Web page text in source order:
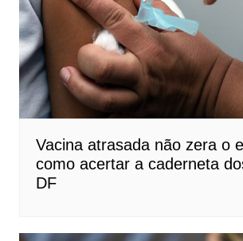
Vacina atrasada não zera o
como acertar a caderneta
DF